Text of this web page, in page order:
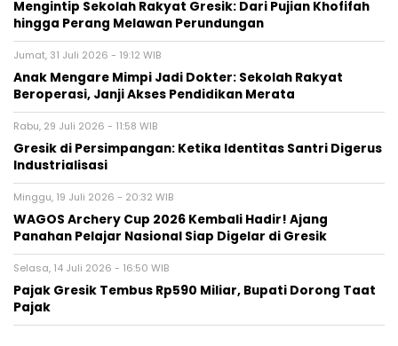
Mengintip Sekolah Rakyat Gresik: Dari Pujian Khofifah
hingga Perang Melawan Perundungan
Jumat, 31 Juli 2026 - 19:12 WIB
Anak Mengare Mimpi Jadi Dokter: Sekolah Rakyat
Beroperasi, Janji Akses Pendidikan Merata
Rabu, 29 Juli 2026 - 11:58 WIB
Gresik di Persimpangan: Ketika Identitas Santri Digerus
Industrialisasi
Minggu, 19 Juli 2026 - 20:32 WIB
WAGOS Archery Cup 2026 Kembali Hadir! Ajang
Panahan Pelajar Nasional Siap Digelar di Gresik
Selasa, 14 Juli 2026 - 16:50 WIB
Pajak Gresik Tembus Rp590 Miliar, Bupati Dorong Taat
Pajak